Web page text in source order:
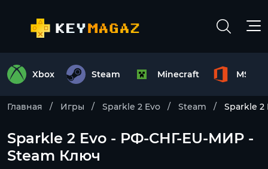
Xbox Steam Minecraft MS
Главная Игры Sparkle 2 Evo Steam Sparkle
Sparkle 2 Evo - РФ-СНГ-EU-МИР -
Steam Ключ